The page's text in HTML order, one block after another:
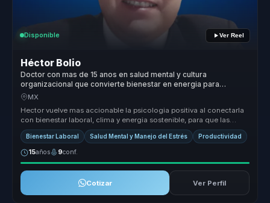
Disponible Ver Reel
Héctor Bolio
Doctor con mas de 15 anos en salud mental y cultura
organizacional que convierte bienestar en energia para
equipos de trabajo.
MX
Hector vuelve mas accionable la psicologia positiva al conectarla
con bienestar laboral, clima y energia sostenible, para que las
empresa...
Bienestar Laboral Salud Mental y Manejo del Estrés Productividad
15años 9conf.
Cotizar Ver Perfil